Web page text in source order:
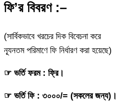
ফি’র বিবরণ :–
(সার্বিকভাবে খরচের দিক বিবেচনা করে
ন্যূনতম পরিমাণে ফি নির্ধারণ করা হয়েছে)
☞ ভর্তি ফরম : ফ্রি।
☞ ভর্তি ফি : ৩০০০/= (সকলের জন্য)।